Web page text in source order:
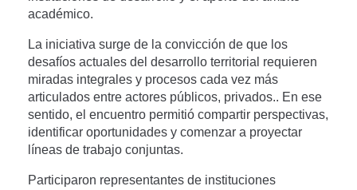
académico.
La iniciativa surge de la convicción de que los
desafíos actuales del desarrollo territorial requieren
miradas integrales y procesos cada vez más
articulados entre actores públicos, privados.. En ese
sentido, el encuentro permitió compartir perspectivas,
identificar oportunidades y comenzar a proyectar
líneas de trabajo conjuntas.
Participaron representantes de instituciones